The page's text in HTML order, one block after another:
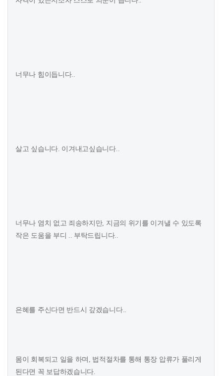
너무나 힘이듭니다..
살고 싶습니다. 이겨내고싶습니다..
너무나 염치 없고 죄송하지만, 지금의 위기를 이겨낼 수 있도록
작은 도움을 부디 .. 부탁드립니다..
은혜를 주신다면 반드시 갚겠습니다..
몸이 회복되고 일을 하며, 법적절차를 통해 통장 압류가 풀리게
된다면 꼭 보답하겠습니다.